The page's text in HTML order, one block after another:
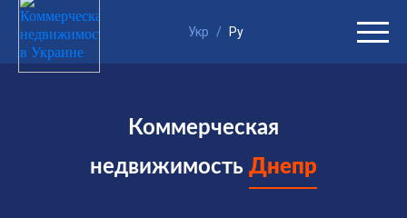
Укр / Ру
Коммерческая
недвижимость Днепр